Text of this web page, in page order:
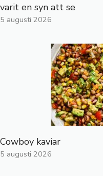
varit en syn att se
5 augusti 2026
Cowboy kaviar
5 augusti 2026